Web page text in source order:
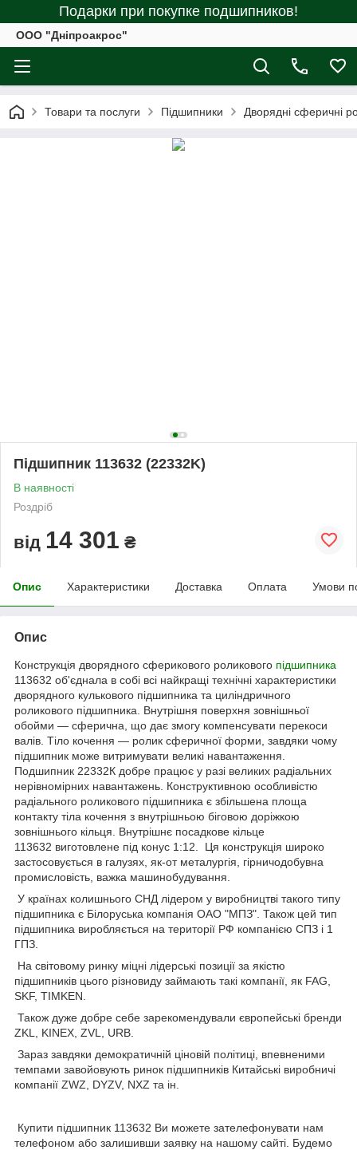
Подарки при покупке подшипников!
ООО "Дніпроакрос"
Товари та послуги Підшипники Дворядні сферичні
Підшипник 113632 (22332K)
В наявності
Роздріб
від 14 301 ₴
Опис Характеристики Доставка Оплата Умови
Опис
Конструкція дворядного сферикового роликового підшипника
113632 об'єднала в собі всі найкращі технічні характеристики
дворядного кулькового підшипника та циліндричного
роликового підшипника. Внутрішня поверхня зовнішньої
обойми — сферична, що дає змогу компенсувати перекоси
валів. Тіло кочення — ролик сферичної форми, завдяки чому
підшипник може витримувати великі навантаження.
Подшипник 22332К добре працює у разі великих радіальних
нерівномірних навантажень. Конструктивною особливістю
радіального роликового підшипника є збільшена площа
контакту тіла кочення з внутрішньою біговою доріжкою
зовнішнього кільця. Внутрішнє посадкове кільце
113632 виготовлене під конус 1:12. Ця конструкція широко
застосовується в галузях, як-от металургія, гірничодобувна
промисловість, важка машинобудування.
У країнах колишнього СНД лідером у виробництві такого типу
підшипника є Білоруська компанія ОАО "МПЗ". Також цей тип
підшипника виробляється на території РФ компанією СПЗ і 1
ГПЗ.
На світовому ринку міцні лідерські позиції за якістю
підшипників цього різновиду займають такі компанії, як FAG,
SKF, TIMKEN.
Також дуже добре себе зарекомендували європейські бренди
ZKL, KINEX, ZVL, URB.
Зараз завдяки демократичній ціновій політиці, впевненими
темпами завойовують ринок підшипників Китайські виробничі
компанії ZWZ, DYZV, NXZ та ін.
Купити підшипник 113632 Ви можете зателефонувати нам
телефоном або залишивши заявку на нашому сайті. Будемо